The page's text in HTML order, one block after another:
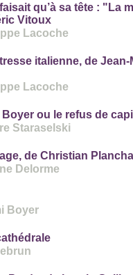
qu’à sa tête : "La
Vitoux
Lacoche
italienne, de Jean-
Lacoche
Boyer ou le refus de
Staraselski
de Christian
Delorme
Boyer